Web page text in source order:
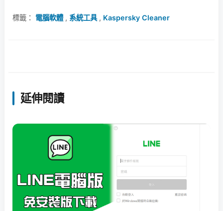
標籤： 電腦軟體, 系統工具, Kaspersky Cleaner
延伸閱讀